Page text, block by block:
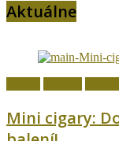
Aktuálne
Mini cigary: